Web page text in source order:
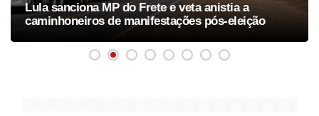
Lula sanciona MP do Frete e veta anistia a
caminhoneiros de manifestações pós-eleição